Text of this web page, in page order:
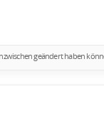
geändert haben